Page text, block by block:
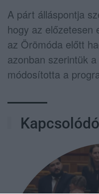
A párt álláspontja
hogy az előzetesen
az Örömóda előtt
azonban szerintük a
módosította a